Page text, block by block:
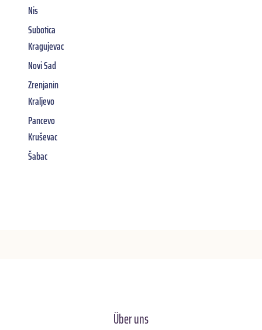
Nis
Subotica
Kragujevac
Novi Sad
Zrenjanin
Kraljevo
Pancevo
Kruševac
Šabac
Über uns